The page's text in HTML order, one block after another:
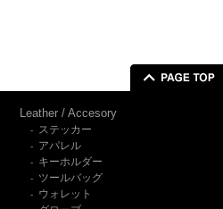
Leather / Accesory
- ステッカー
- アパレル
- キーホルダー
- ツールバッグ
- ウォレット